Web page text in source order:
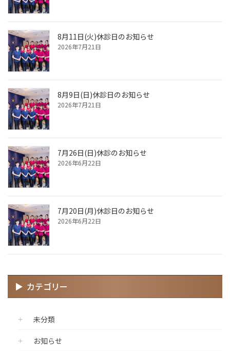
8月11日(火)休診日のお知らせ
2026年7月21日
8月9日(日)休診日のお知らせ
2026年7月21日
7月26日(日)休診のお知らせ
2026年6月22日
7月20日(月)休診日のお知らせ
2026年6月22日
カテゴリー
未分類
お知らせ